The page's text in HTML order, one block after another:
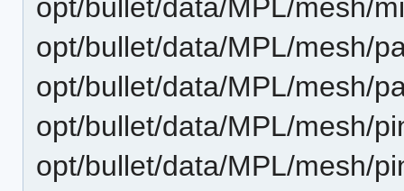
opt/bullet/data/MPL/mesh/
opt/bullet/data/MPL/mesh/
opt/bullet/data/MPL/mesh/
opt/bullet/data/MPL/mesh/
opt/bullet/data/MPL/mesh/